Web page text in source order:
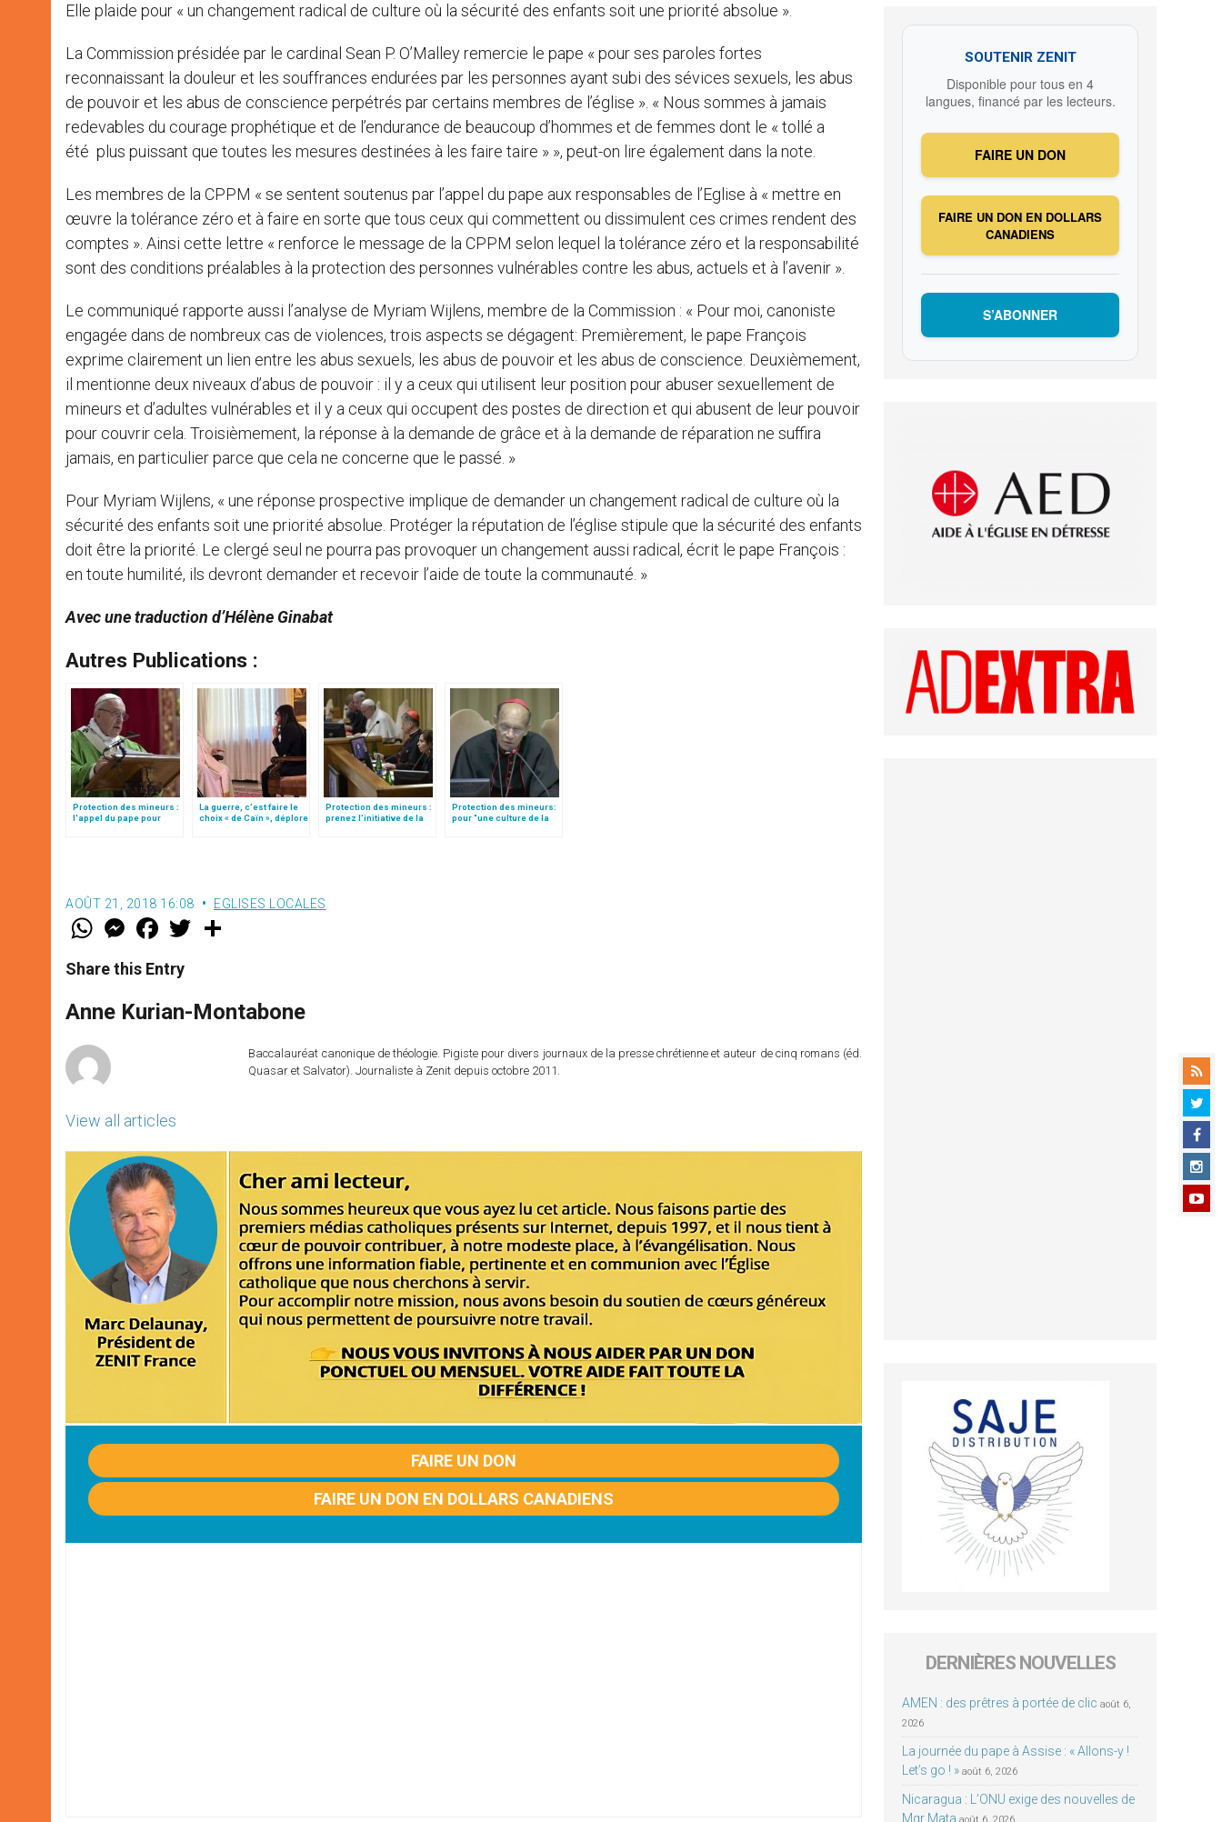
Elle plaide pour « un changement radical de culture où la sécurité des enfants soit une priorité absolue ».
La Commission présidée par le cardinal Sean P. O’Malley remercie le pape « pour ses paroles fortes
reconnaissant la douleur et les souffrances endurées par les personnes ayant subi des sévices sexuels, les abus
de pouvoir et les abus de conscience perpétrés par certains membres de l’église ». « Nous sommes à jamais
redevables du courage prophétique et de l’endurance de beaucoup d’hommes et de femmes dont le « tollé a
été plus puissant que toutes les mesures destinées à les faire taire » », peut-on lire également dans la note.
Les membres de la CPPM « se sentent soutenus par l’appel du pape aux responsables de l’Eglise à « mettre en
œuvre la tolérance zéro et à faire en sorte que tous ceux qui commettent ou dissimulent ces crimes rendent des
comptes ». Ainsi cette lettre « renforce le message de la CPPM selon lequel la tolérance zéro et la responsabilité
sont des conditions préalables à la protection des personnes vulnérables contre les abus, actuels et à l’avenir ».
Le communiqué rapporte aussi l’analyse de Myriam Wijlens, membre de la Commission : « Pour moi, canoniste
engagée dans de nombreux cas de violences, trois aspects se dégagent: Premièrement, le pape François
exprime clairement un lien entre les abus sexuels, les abus de pouvoir et les abus de conscience. Deuxièmement,
il mentionne deux niveaux d’abus de pouvoir : il y a ceux qui utilisent leur position pour abuser sexuellement de
mineurs et d’adultes vulnérables et il y a ceux qui occupent des postes de direction et qui abusent de leur pouvoir
pour couvrir cela. Troisièmement, la réponse à la demande de grâce et à la demande de réparation ne suffira
jamais, en particulier parce que cela ne concerne que le passé. »
Pour Myriam Wijlens, « une réponse prospective implique de demander un changement radical de culture où la
sécurité des enfants soit une priorité absolue. Protéger la réputation de l’église stipule que la sécurité des enfants
doit être la priorité. Le clergé seul ne pourra pas provoquer un changement aussi radical, écrit le pape François :
en toute humilité, ils devront demander et recevoir l’aide de toute la communauté. »
Avec une traduction d’Hélène Ginabat
Autres Publications :
Protection des mineurs :
l'appel du pape pour
La guerre, c’est faire le
choix « de Caïn », déplore
Protection des mineurs :
prenez l’initiative de la
Protection des mineurs:
pour "une culture de la
AOÛT 21, 2018 16:08 EGLISES LOCALES
W
t
s
p
p
M
e
s
e
g
e
F
a
e
b
o
k
w
r
Share this Entry
Anne Kurian-Montabone
View all articles
Baccalauréat canonique de théologie. Pigiste pour divers journaux de la presse chrétienne et auteur de cinq romans (éd.
Quasar et Salvator). Journaliste à Zenit depuis octobre 2011.
FAIRE UN DON
FAIRE UN DON EN DOLLARS CANADIENS
SOUTENIR ZENIT
Disponible pour tous en 4
langues, financé par les lecteurs.
FAIRE UN DON
FAIRE UN DON EN DOLLARS
CANADIENS
S’ABONNER
DERNIÈRES NOUVELLES
AMEN : des prêtres à portée de clic août 6,
2026
La journée du pape à Assise : « Allons-y !
Let’s go ! » août 6, 2026
Nicaragua : L’ONU exige des nouvelles de
Mgr Mata